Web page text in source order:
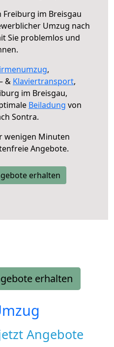
Freiburg im Breisgau
Umzug nach
Sie problemlos und
,
& Klaviertransport,
im Breisgau,
Beiladung von
Sontra.
wenigen Minuten
Angebote.
erhalten
erhalten
Angebote